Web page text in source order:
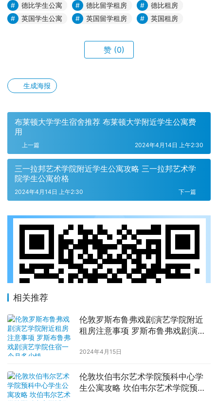
德比学生公寓
德比留学租房
德比租房
英国学生公寓
英国留学租房 英国租房
赞 (0)
生成海报
布莱顿大学学生宿舍推荐 布莱顿大学附近学生公寓费
用
上一篇 2024年4月14日 上午2:30
三一拉邦艺术学院附近学生公寓攻略 三一拉邦艺术学
院学生公寓价格
下一篇
2024年4月14日 上午2:30
相关推荐
伦敦罗斯布鲁弗戏剧演艺学院附近
租房注意事项 罗斯布鲁弗戏剧演艺
2024年4月15日
伦敦坎伯韦尔艺术学院预科中心学
生公寓攻略 坎伯韦尔艺术学院预科